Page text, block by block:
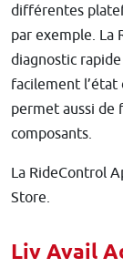
différentes
par exemple. La
diagnostic
facilement l’état
permet aussi de
composants.
La RideControl
Store.
Liv Avail